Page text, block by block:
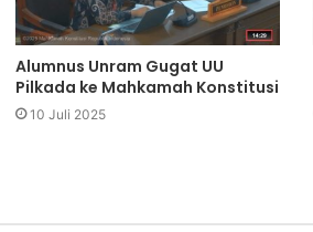
Alumnus Unram Gugat UU
Pilkada ke Mahkamah Konstitusi
10 Juli 2025